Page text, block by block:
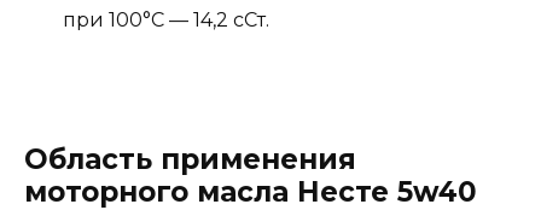
при 100°С — 14,2 сСт.
Область применения
моторного масла Несте 5w40